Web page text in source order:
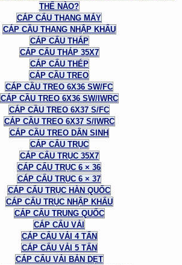
THẾ NÀO?
CÁP CẨU THANG MÁY
CÁP CẦU THANG NHẬP KHẨU
CÁP CẨU THÁP
CÁP CẨU THÁP 35X7
CÁP CẨU THÉP
CÁP CẦU TREO
CÁP CẦU TREO 6X36 SW/FC
CÁP CẦU TREO 6X36 SW/IWRC
CÁP CẦU TREO 6X37 S/FC
CÁP CẦU TREO 6X37 S/IWRC
CÁP CẦU TREO DÂN SINH
CÁP CẨU TRỤC
CÁP CẨU TRỤC 35X7
CÁP CẨU TRỤC 6 × 36
CÁP CẨU TRỤC 6 × 37
CÁP CẨU TRỤC HÀN QUỐC
CÁP CẨU TRỤC NHẬP KHẨU
CÁP CẨU TRUNG QUỐC
CÁP CẨU VẢI
CÁP CẨU VẢI 4 TẤN
CÁP CẨU VẢI 5 TẤN
CÁP CẨU VẢI BẢN DẸT